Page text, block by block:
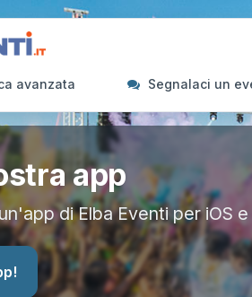
avanzata Segnalaci un
app
di Elba Eventi per iOS